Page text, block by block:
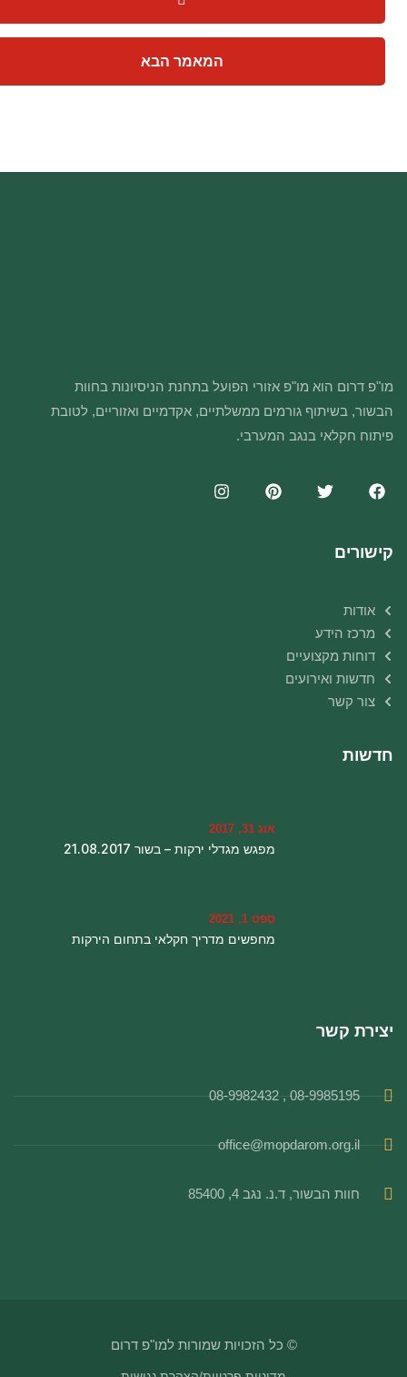
המאמר הבא
מו"פ דרום הוא מו"פ אזורי הפועל בתחנת הניסיונות בחוות
הבשור, בשיתוף גורמים ממשלתיים, אקדמיים ואזוריים, לטובת
פיתוח חקלאי בנגב המערבי.
קישורים
אודות
מרכז הידע
דוחות מקצועיים
חדשות ואירועים
צור קשר
חדשות
אוג 31, 2017
מפגש מגדלי ירקות – בשור 21.08.2017
ספט 1, 2021
מחפשים מדריך חקלאי בתחום הירקות
יצירת קשר
08-9985195 , 08-9982432
office@mopdarom.org.il
חוות הבשור, ד.נ. נגב 4, 85400
© כל הזכויות שמורות למו"פ דרום